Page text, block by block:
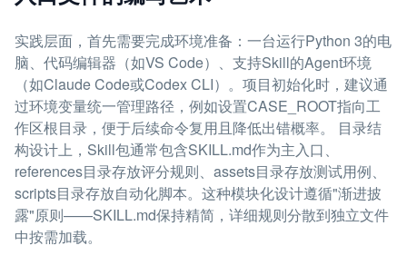
实践层面，首先需要完成环境准备：一台运行Python 3的电
脑、代码编辑器（如VS Code）、支持Skill的Agent环境
（如Claude Code或Codex CLI）。项目初始化时，建议通
过环境变量统一管理路径，例如设置CASE_ROOT指向工
作区根目录，便于后续命令复用且降低出错概率。 目录结
构设计上，Skill包通常包含SKILL.md作为主入口、
references目录存放评分规则、assets目录存放测试用例、
scripts目录存放自动化脚本。这种模块化设计遵循"渐进披
露"原则——SKILL.md保持精简，详细规则分散到独立文件
中按需加载。